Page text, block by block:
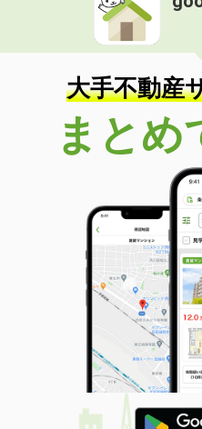
大手不動産
まとめ